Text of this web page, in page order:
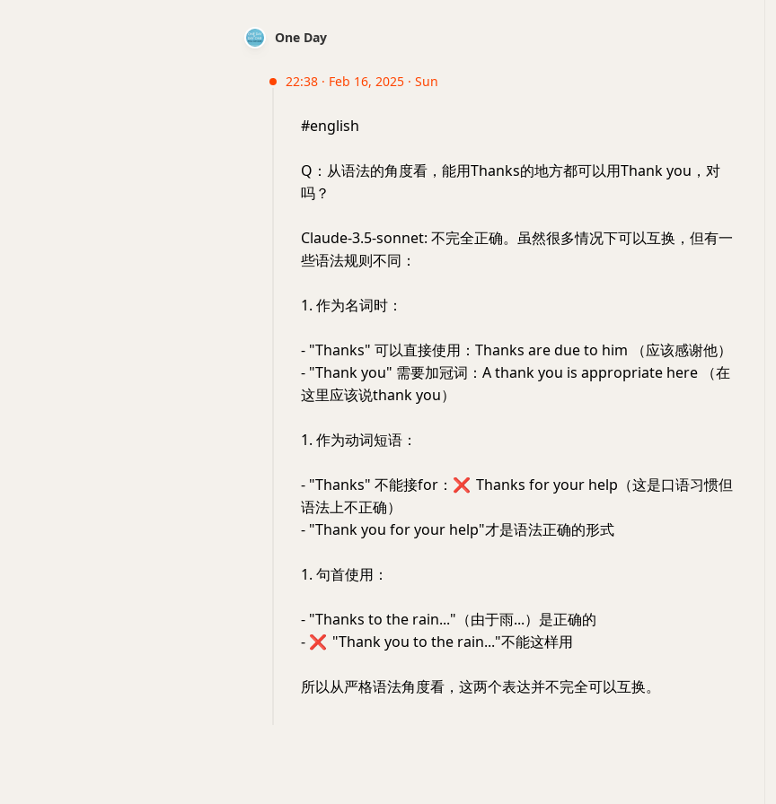
One Day
22:38 · Feb 16, 2025 · Sun
#english
Q：从语法的角度看，能用Thanks的地方都可以用Thank you，对
吗？
Claude-3.5-sonnet: 不完全正确。虽然很多情况下可以互换，但有一
些语法规则不同：
1. 作为名词时：
- "Thanks" 可以直接使用：Thanks are due to him （应该感谢他）
- "Thank you" 需要加冠词：A thank you is appropriate here （在
这里应该说thank you）
1. 作为动词短语：
- "Thanks" 不能接for： ❌ Thanks for your help（这是口语习惯但
语法上不正确）
- "Thank you for your help"才是语法正确的形式
1. 句首使用：
- "Thanks to the rain..."（由于雨...）是正确的
- ❌ "Thank you to the rain..."不能这样用
所以从严格语法角度看，这两个表达并不完全可以互换。